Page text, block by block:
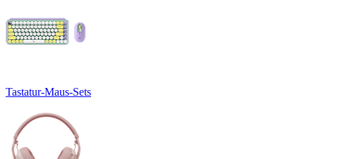
Tastatur-Maus-Sets